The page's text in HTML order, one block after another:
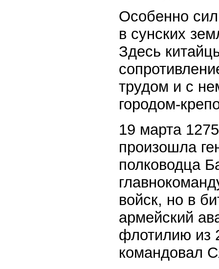
Особенно
в сунских
Здесь
трудом и с
городом-
19 марта
произошла
полководца
войск, но в
армейский
флотилию из
командовал